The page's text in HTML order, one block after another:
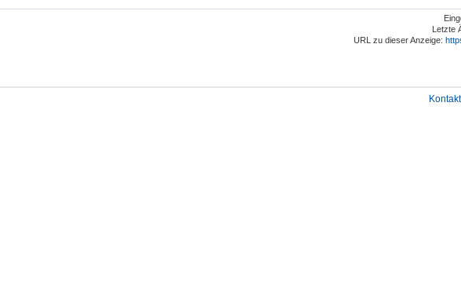
Letzte
URL zu dieser Anzeige:
Kontakt